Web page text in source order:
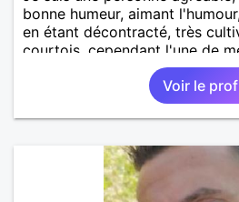
bonne humeur, aimant
en étant décontracté, très
courtois, cependant l'une de
particularité : je suis très fidèle.
Voir le